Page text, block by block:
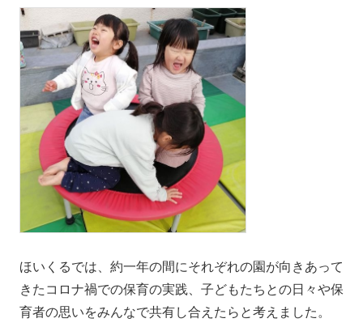
ほいくるでは、約一年の間にそれぞれの園が向きあって
きたコロナ禍での保育の実践、子どもたちとの日々や保
育者の思いをみんなで共有し合えたらと考えました。